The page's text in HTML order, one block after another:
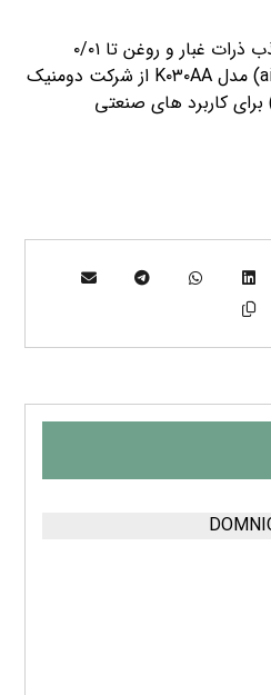
فیلتر هوا ثانویه با قابلیت جذب ذرات غبار و روغن تا ۰/۰۱
میکرون (air filter,secondary) مدل K۰۳۰AA از شرکت دومنیک